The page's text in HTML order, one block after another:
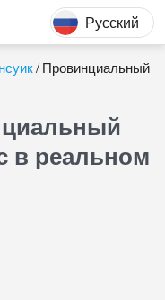
Русский
Провинциальный
в реальном